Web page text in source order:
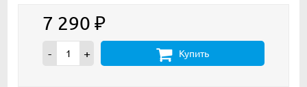
7 290 ₽
- + Купить